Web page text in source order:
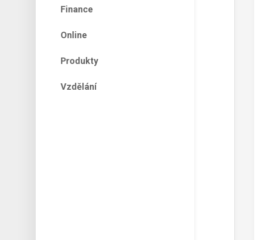
Finance
Online
Produkty
Vzdělání